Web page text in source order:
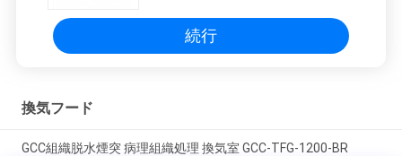
続行
換気フード
GCC組織脱水煙突 病理組織処理 換気室 GCC-TFG-1200-BR